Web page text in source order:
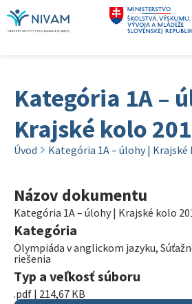
Kategória 1A –
Krajské kolo
Úvod Kategória 1A – úlohy | Krajské
Názov dokumentu
Kategória 1A – úlohy | Krajské kolo
Kategória
Olympiáda v anglickom jazyku,
riešenia
Typ a veľkosť súboru
.pdf | 214,67 KB